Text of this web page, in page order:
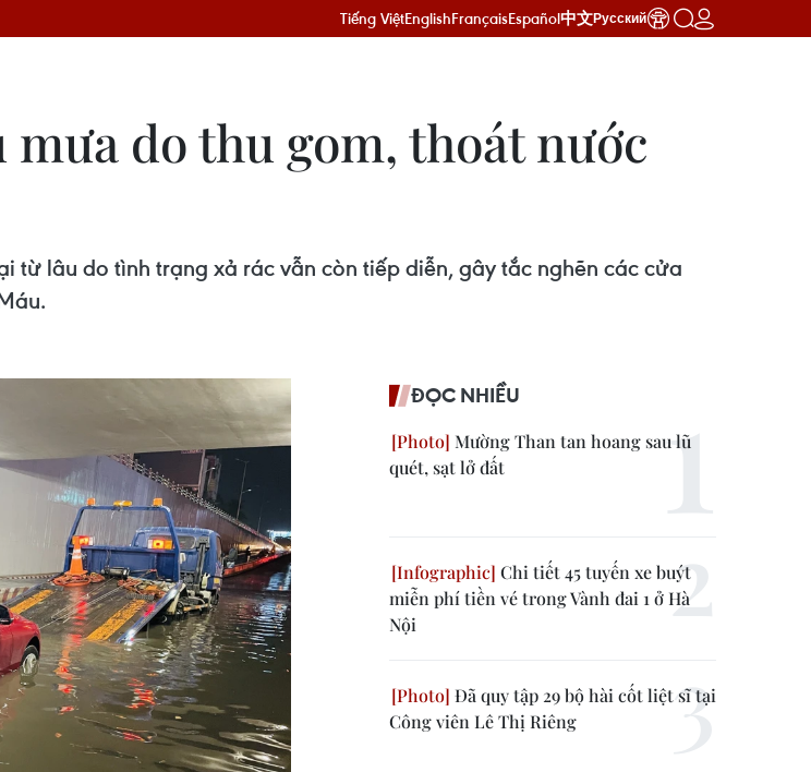
Tiếng ViệtEnglishFrançaisEspañol中文Русский
do thu gom, thoát nước
lâu do tình trạng xả rác vẫn còn tiếp diễn, gây tắc nghẽn các cửa
ĐỌC NHIỀU
Mường Than tan hoang sau lũ
quét, sạt lở đất
Chi tiết 45 tuyến xe buýt
miễn phí tiền vé trong Vành đai 1 ở Hà
Nội
Đã quy tập 29 bộ hài cốt liệt sĩ tại
Công viên Lê Thị Riêng